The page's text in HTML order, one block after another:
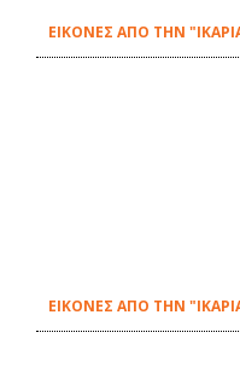
ΕΙΚΟΝΕΣ ΑΠΟ ΤΗΝ
ΕΙΚΟΝΕΣ ΑΠΟ ΤΗΝ